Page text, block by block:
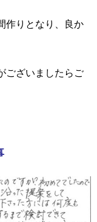
作りとなり、良か
ございましたらご